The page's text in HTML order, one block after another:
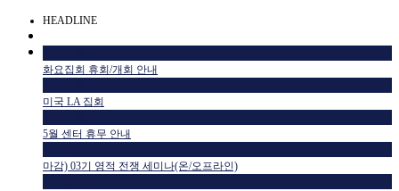
HEADLINE
화요집회 휴회/개회 안내
미국 LA 집회
5월 센터 휴무 안내
마감) 03기 영적 전쟁 세미나(온/오프라인)